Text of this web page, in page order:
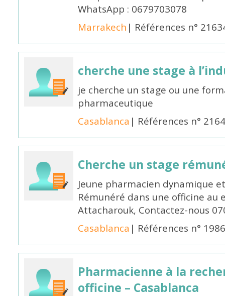
WhatsApp : 0679703078
Marrakech | Références n°
cherche une stage à
je cherche un stage ou une
pharmaceutique
Casablanca | Références n°
Cherche un stage
Jeune pharmacien dynamique
Rémunéré dans une officine au
Attacharouk, Contactez-nous
Casablanca | Références n°
Pharmacienne à la
officine – Casablanca